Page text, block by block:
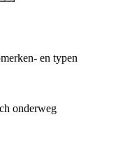
en typen
onderweg